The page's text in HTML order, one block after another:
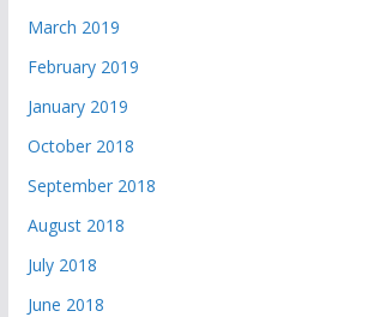
March 2019
February 2019
January 2019
October 2018
September 2018
August 2018
July 2018
June 2018